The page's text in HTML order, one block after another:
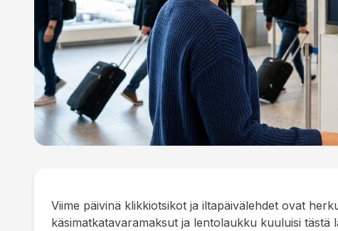
Viime päivinä klikkiotsikot ja iltapäivälehdet ovat
käsimatkatavaramaksut ja lentolaukku kuuluisi